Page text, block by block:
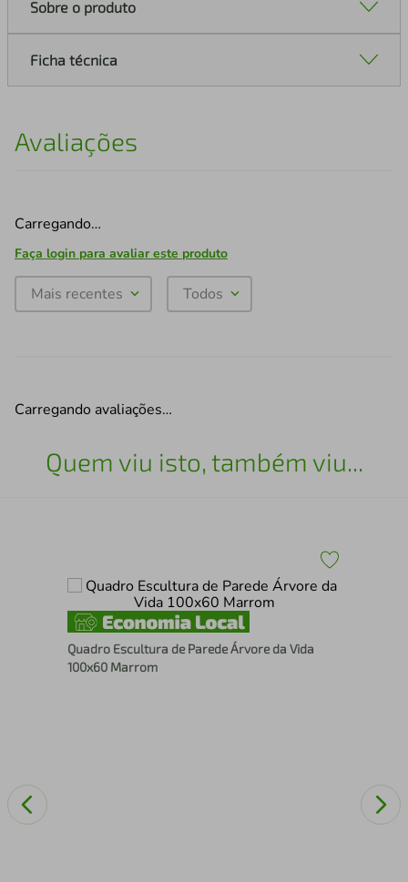
Sobre o produto
Ficha técnica
Avaliações
Carregando…
Faça login para avaliar este produto
Mais recentes Todos
Carregando avaliações…
Quem viu isto, também viu...
Quadro Escultura de Parede Árvore da Vida
100x60 Marrom